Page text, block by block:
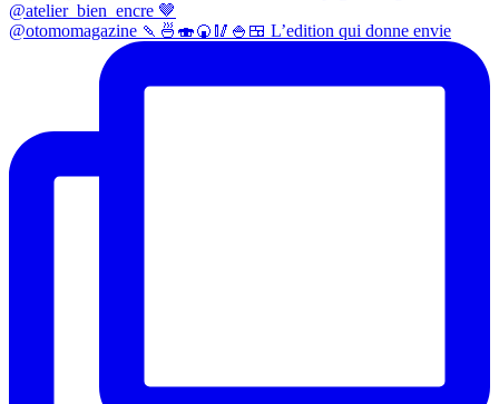
@otomomagazine 🍡🍜🍣🍘🥢🍚🍱 L’edition qui donne envie